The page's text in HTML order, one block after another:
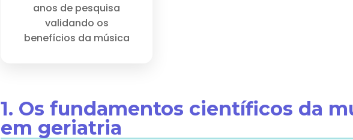
anos de pesquisa
validando os
benefícios da música
1. Os fundamentos científicos da
em geriatria